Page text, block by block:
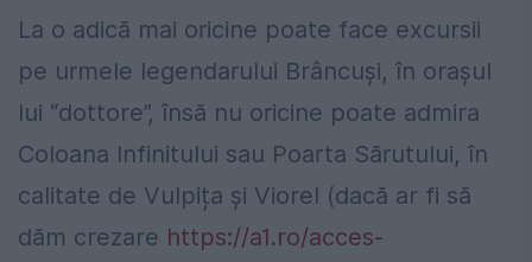
La o adică mai oricine poate face excursii
pe urmele legendarului Brâncuși, în orașul
lui “dottore”, însă nu oricine poate admira
Coloana Infinitului sau Poarta Sărutului, în
calitate de Vulpița și Viorel (dacă ar fi să
dăm crezare https://a1.ro/acces-